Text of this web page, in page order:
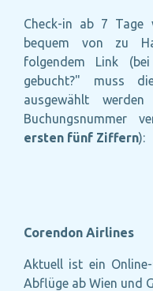
Check-in ab 7 Tage
bequem von zu
folgendem Link
gebucht?" muss
ausgewählt
Buchungsnummer
ersten fünf Ziffern):
Corendon Airlines
Aktuell ist ein
Abflüge ab Wien und